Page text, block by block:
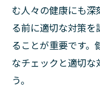
む人々の健康にも深
る前に適切な対策
ることが重要です
なチェックと適切な
う。